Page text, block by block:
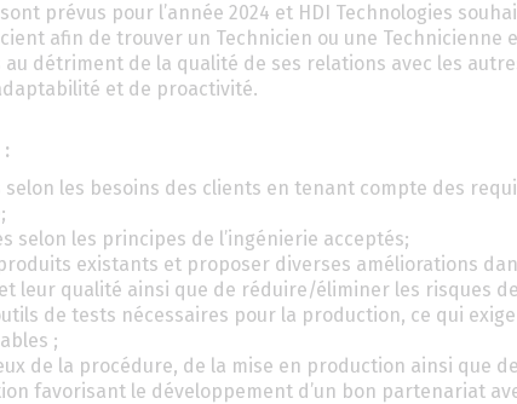
prévus pour l’année 2024 et HDI Technologies
afin de trouver un Technicien ou une
détriment de la qualité de ses relations avec les
et de proactivité.
selon les besoins des clients en tenant compte des
selon les principes de l’ingénierie acceptés;
existants et proposer diverses améliorations
leur qualité ainsi que de réduire/éliminer les risques
de tests nécessaires pour la production, ce qui
;
de la procédure, de la mise en production ainsi que
favorisant le développement d’un bon partenariat